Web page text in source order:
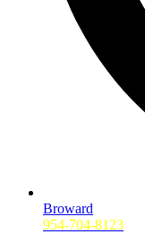
Broward
954-704-8123